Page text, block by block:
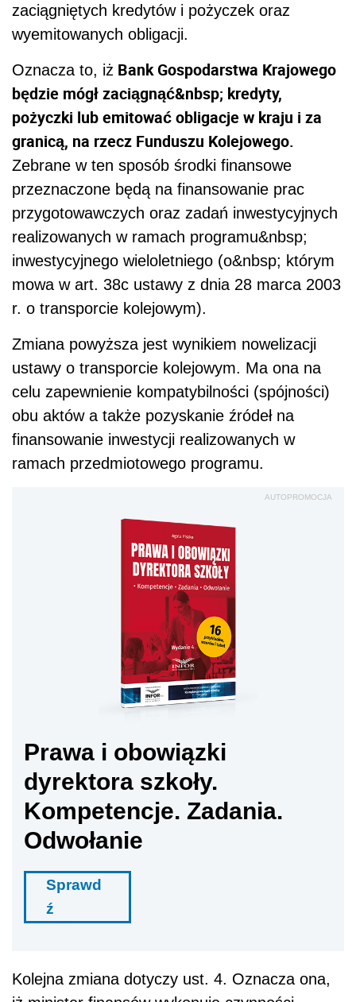
zaciągniętych kredytów i pożyczek oraz
wyemitowanych obligacji.
Oznacza to, iż Bank Gospodarstwa Krajowego
będzie mógł zaciągnąć&nbsp; kredyty,
pożyczki lub emitować obligacje w kraju i za
granicą, na rzecz Funduszu Kolejowego.
Zebrane w ten sposób środki finansowe
przeznaczone będą na finansowanie prac
przygotowawczych oraz zadań inwestycyjnych
realizowanych w ramach programu&nbsp;
inwestycyjnego wieloletniego (o&nbsp; którym
mowa w art. 38c ustawy z dnia 28 marca 2003
r. o transporcie kolejowym).
Zmiana powyższa jest wynikiem nowelizacji
ustawy o transporcie kolejowym. Ma ona na
celu zapewnienie kompatybilności (spójności)
obu aktów a także pozyskanie źródeł na
finansowanie inwestycji realizowanych w
ramach przedmiotowego programu.
AUTOPROMOCJA
Prawa i obowiązki
dyrektora szkoły.
Kompetencje. Zadania.
Odwołanie
Sprawd
ź
Kolejna zmiana dotyczy ust. 4. Oznacza ona,